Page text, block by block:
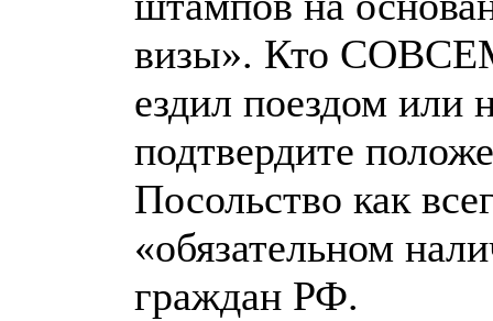
визы». Кто
ездил поездом или
подтвердите
Посольство как
«обязательном
граждан РФ.